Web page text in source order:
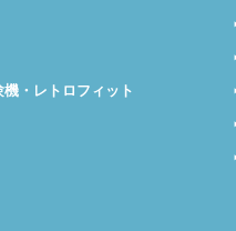
・レトロフィット